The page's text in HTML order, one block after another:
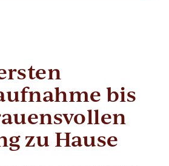
bis
zu Hause